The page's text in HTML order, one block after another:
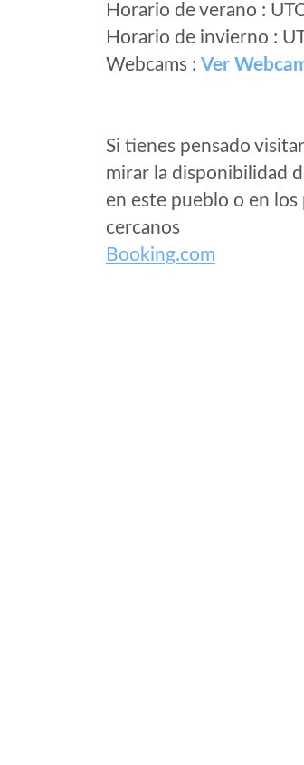
Horario de verano :
Horario de invierno :
Webcams : Ver
Si tienes pensado
mirar la disponibilidad
en este pueblo o en los
cercanos
Booking.com